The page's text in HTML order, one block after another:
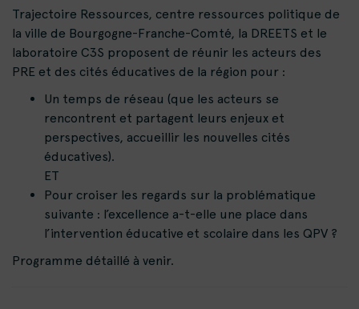
Trajectoire Ressources, centre ressources politique de
la ville de Bourgogne-Franche-Comté, la DREETS et le
laboratoire C3S proposent de réunir les acteurs des
PRE et des cités éducatives de la région pour :
Un temps de réseau (que les acteurs se
rencontrent et partagent leurs enjeux et
perspectives, accueillir les nouvelles cités
éducatives).
ET
Pour croiser les regards sur la problématique
suivante : l’excellence a-t-elle une place dans
l’intervention éducative et scolaire dans les QPV ?
Programme détaillé à venir.